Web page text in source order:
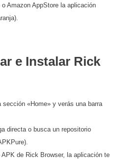
Amazon AppStore la aplicación
e Instalar Rick
sección «Home» y verás una barra
directa o busca un repositorio
de Rick Browser, la aplicación te